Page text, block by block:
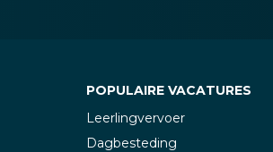
POPULAIRE VACATURES
Leerlingvervoer
Dagbesteding